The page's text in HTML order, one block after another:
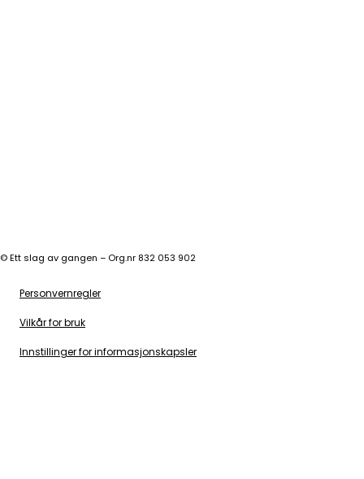
©Ett slag av gangen – Org.nr 832 053 902
Personvernregler
Vilkår for bruk
Innstillinger for informasjonskapsler